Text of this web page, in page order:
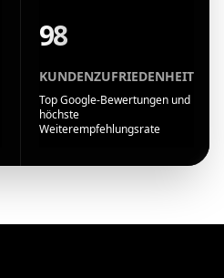
98
KUNDENZUFRIEDENHEIT
Top Google-Bewertungen und
höchste
Weiterempfehlungsrate